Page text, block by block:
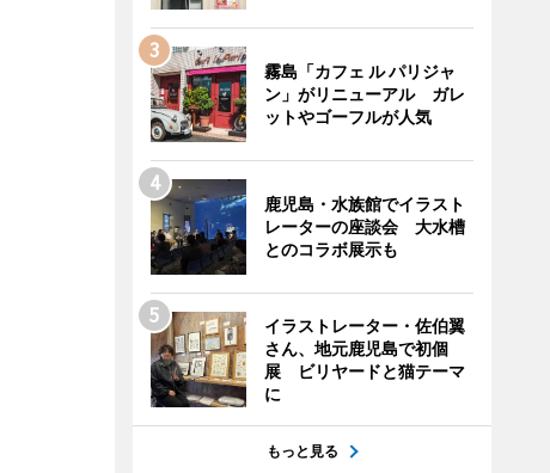
霧島「カフェ ル パリジャ
ン」がリニューアル ガレ
ットやゴーフルが人気
鹿児島・水族館でイラスト
レーターの座談会 大水槽
とのコラボ展示も
イラストレーター・佐伯翼
さん、地元鹿児島で初個
展 ビリヤードと猫テーマ
に
もっと見る